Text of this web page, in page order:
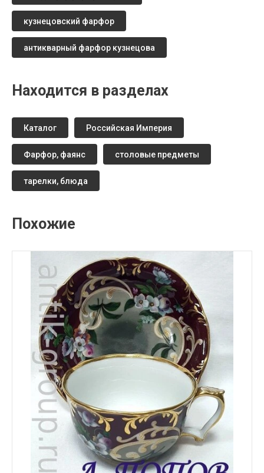
кузнецовский фарфор
антикварный фарфор кузнецова
Находится в разделах
Каталог Российская Империя
Фарфор, фаянс столовые предметы
тарелки, блюда
Похожие